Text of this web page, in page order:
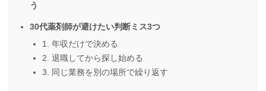
う
30代薬剤師が避けたい判断ミス3つ
1. 年収だけで決める
2. 退職してから探し始める
3. 同じ業務を別の場所で繰り返す